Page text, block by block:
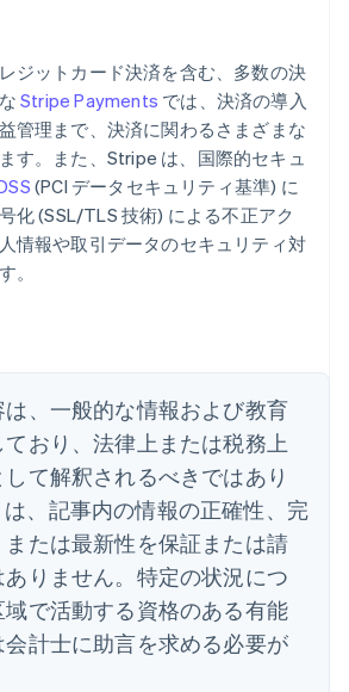
ジットカード決済を含む、多数の決
Stripe Payments では、決済の導入
管理まで、決済に関わるさまざまな
す。また、Stripe は、国際的セキュ
(PCI データセキュリティ基準) に
化 (SSL/TLS 技術) による不正アク
情報や取引データのセキュリティ対
。
、一般的な情報および教育
おり、法律上または税務上
て解釈されるべきではあり
、記事内の情報の正確性、完
たは最新性を保証または請
りません。特定の状況につ
で活動する資格のある有能
計士に助言を求める必要が